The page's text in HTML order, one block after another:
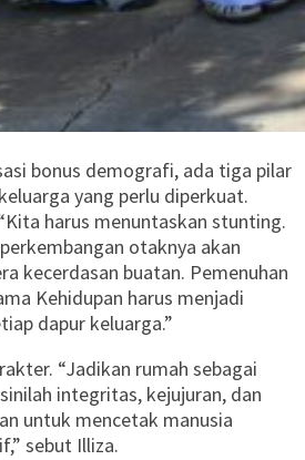
bonus demografi, ada tiga pilar
yang perlu diperkuat.
harus menuntaskan stunting.
otaknya akan
kecerdasan buatan. Pemenuhan
Kehidupan harus menjadi
dapur keluarga.”
“Jadikan rumah sebagai
integritas, kejujuran, dan
untuk mencetak manusia
sebut Illiza.